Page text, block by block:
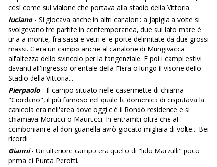
così come sul vialone che portava alla stadio della Vittoria.
luciano- Si giocava anche in altri canaloni: a Japigia a volte si
svolgevano tre partite in contemporanea, due sul lato mare è
una a monte, fra sassi e vetri e le porte delimitate da due grossi
massi. C'era un campo anche al canalone di Mungivacca
all'altezza dello svincolo per la tangenziale. E poi i campi estivi
davanti all'ingresso orientale della Fiera o lungo il visone dello
Stadio della Vittoria...
Pierpaolo - Il campo situato nelle casermette di chiama
"Giordano", il più famoso nel quale la domenica di disputava la
canicola era nell'area dove oggi c'è il Rondò residence e si
chiamava Morucci o Maurucci. In entrambi oltre che al
comboniani e al don guanella avrò giocato migliaia di volte... Bei
ricordi
Gianni- Un ulteriore campo era quello di "lido Marzulli" poco
prima di Punta Perotti.